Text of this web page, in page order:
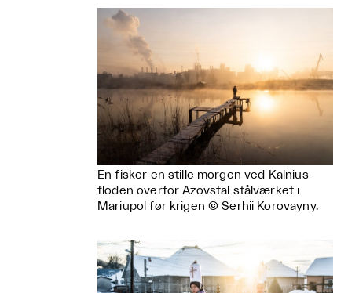
En fisker en stille morgen ved Kalnius-
floden overfor Azovstal stålværket i
Mariupol før krigen © Serhii Korovayny.